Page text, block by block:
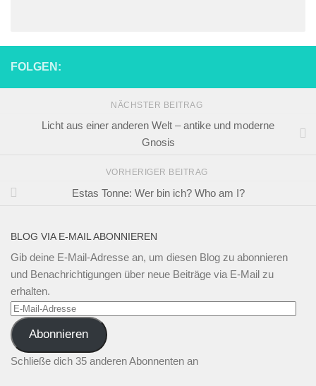
FOLGEN:
NÄCHSTER BEITRAG
Licht aus einer anderen Welt – antike und moderne
Gnosis
VORHERIGER BEITRAG
Estas Tonne: Wer bin ich? Who am I?
BLOG VIA E-MAIL ABONNIEREN
Gib deine E-Mail-Adresse an, um diesen Blog zu abonnieren
und Benachrichtigungen über neue Beiträge via E-Mail zu
erhalten.
E-
Mail-
Adresse
Abonnieren
Schließe dich 35 anderen Abonnenten an